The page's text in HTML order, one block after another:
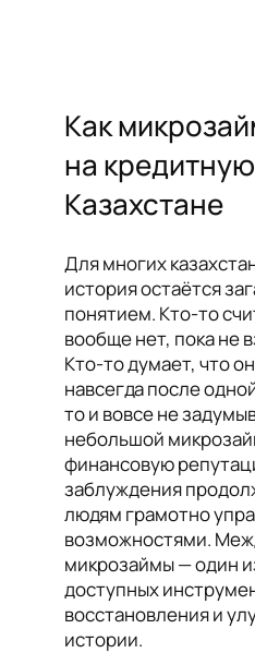
Как
на
Казахстане
Для многих
история остаётся
понятием. Кто-то
вообще нет, пока не
Кто-то думает, что
навсегда после
то и вовсе не
небольшой
финансовую
заблуждения
людям грамотно
возможностями.
микрозаймы — один
доступных
восстановления и
истории.